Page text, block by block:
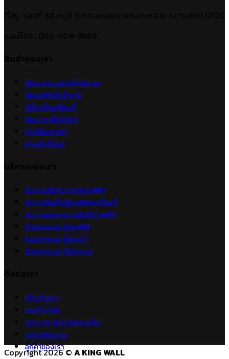
ตู้คอนเทนเนอร์สำนักงาน
ตู้ออฟฟิศสำนักงาน
ตู้ห้องน้ำเคลื่อนที่
ป้อมยามสำเร็จรูป
บ้านน็อคดาวน์
บ้านสำเร็จรูป
รับงานปรึกษาวางตู้ออฟฟิศ
รับงานติดตั้งตู้ออฟฟิศเคลื่อนที่
รับงานออกแบบ ผลิตตู้ออฟฟิศ
รับออกแบบ ตู้ออฟฟิศ
รับออกแบบ ตู้ห้องน้ำ
รับออกแบบ ตู้ป้อมยาม
เกี่ยวกับเรา
แผนที่บริษัท
บทความ เกี่ยวกับห้องเย็น
รูปภาพผลงาน
ลูกค้าของเรา
Copyright 2026 © A KING WALL